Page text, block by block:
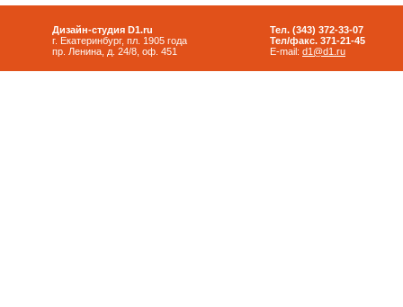
Дизайн-студия D1.ru
г. Екатеринбург, пл. 1905 года
пр. Ленина, д. 24/8, оф. 451
Тел. (343) 372-33-07
Тел/факс. 371-21-45
E-mail: d1@d1.ru